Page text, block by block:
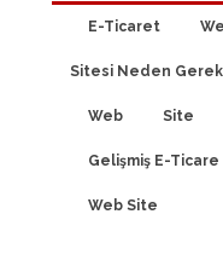
E-Ticaret
Sitesi Neden
Web Site
Gelişmiş E-Ticare
Web Site